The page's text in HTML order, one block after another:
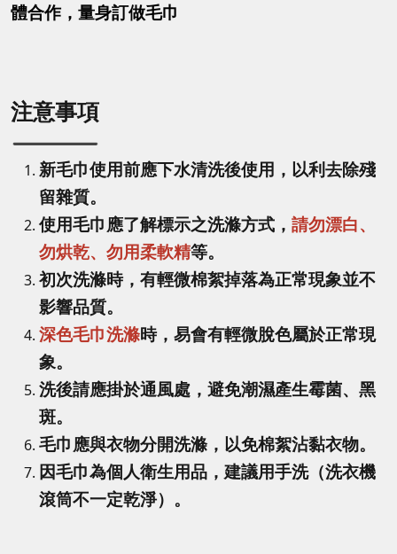
體合作，量身訂做毛巾
注意事項
新毛巾使用前應下水清洗後使用，以利去除殘
留雜質。
使用毛巾應了解標示之洗滌方式， 請勿漂白、
勿烘乾、勿用柔軟精等。
初次洗滌時，有輕微棉絮掉落為正常現象並不
影響品質。
深色毛巾洗滌時，易會有輕微脫色屬於正常現
象。
洗後請應掛於通風處，避免潮濕產生霉菌、黑
斑。
毛巾應與衣物分開洗滌，以免棉絮沾黏衣物。
因毛巾為個人衛生用品，建議用手洗（洗衣機
滾筒不一定乾淨）。